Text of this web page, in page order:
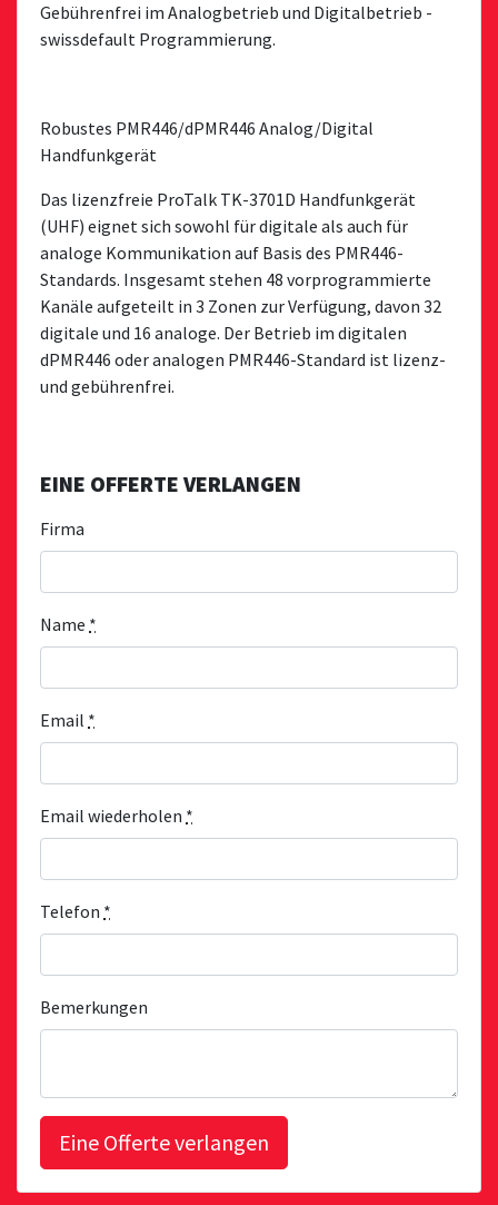
Gebührenfrei im Analogbetrieb und Digitalbetrieb -
swissdefault Programmierung.
Robustes PMR446/dPMR446 Analog/Digital
Handfunkgerät
Das lizenzfreie ProTalk TK-3701D Handfunkgerät
(UHF) eignet sich sowohl für digitale als auch für
analoge Kommunikation auf Basis des PMR446-
Standards. Insgesamt stehen 48 vorprogrammierte
Kanäle aufgeteilt in 3 Zonen zur Verfügung, davon 32
digitale und 16 analoge. Der Betrieb im digitalen
dPMR446 oder analogen PMR446-Standard ist lizenz-
und gebührenfrei.
EINE OFFERTE VERLANGEN
Firma
Name *
Email *
Email wiederholen *
Telefon *
Bemerkungen